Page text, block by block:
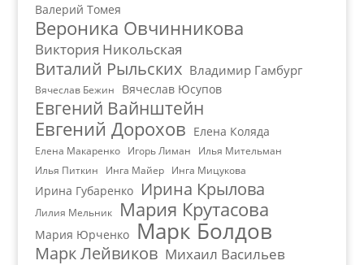
Валерий Томея
Вероника Овчинникова
Виктория Никольская
Виталий Рыльских Владимир Гамбург
Вячеслав Бежин Вячеслав Юсупов
Евгений Вайнштейн
Евгений Дорохов Елена Коляда
Елена Макаренко Игорь Лиман
Илья Мительман
Илья Питкин
Инга Майер Инга Мицукова
Ирина Губаренко Ирина Крылова
Лилия Мельник Мария Крутасова
Мария Юрченко Марк Болдов
Марк Лейвиков Михаил Васильев